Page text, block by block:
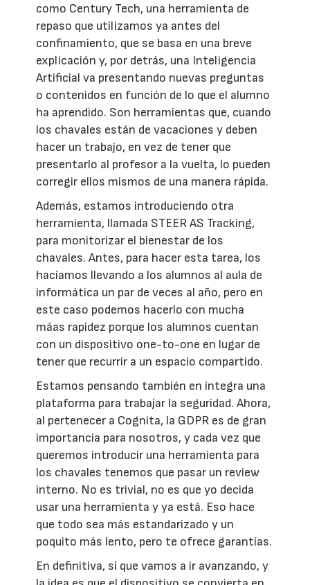
como Century Tech, una herramienta de
repaso que utilizamos ya antes del
confinamiento, que se basa en una breve
explicación y, por detrás, una Inteligencia
Artificial va presentando nuevas preguntas
o contenidos en función de lo que el alumno
ha aprendido. Son herramientas que, cuando
los chavales están de vacaciones y deben
hacer un trabajo, en vez de tener que
presentarlo al profesor a la vuelta, lo pueden
corregir ellos mismos de una manera rápida.
Además, estamos introduciendo otra
herramienta, llamada STEER AS Tracking,
para monitorizar el bienestar de los
chavales. Antes, para hacer esta tarea, los
hacíamos llevando a los alumnos al aula de
informática un par de veces al año, pero en
este caso podemos hacerlo con mucha
máas rapidez porque los alumnos cuentan
con un dispositivo one-to-one en lugar de
tener que recurrir a un espacio compartido.
Estamos pensando también en integra una
plataforma para trabajar la seguridad. Ahora,
al pertenecer a Cognita, la GDPR es de gran
importancia para nosotros, y cada vez que
queremos introducir una herramienta para
los chavales tenemos que pasar un review
interno. No es trivial, no es que yo decida
usar una herramienta y ya está. Eso hace
que todo sea más estandarizado y un
poquito más lento, pero te ofrece garantías.
En definitiva, sí que vamos a ir avanzando, y